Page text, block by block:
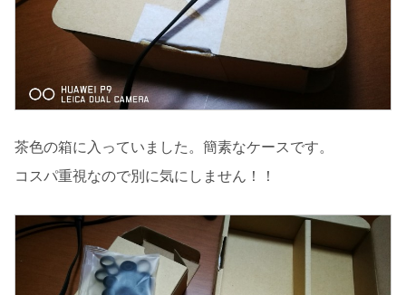
茶色の箱に入っていました。簡素なケースです。
コスパ重視なので別に気にしません！！